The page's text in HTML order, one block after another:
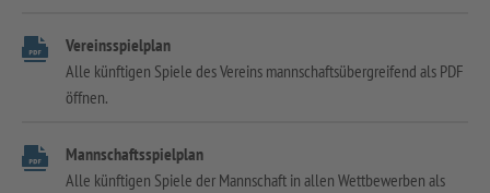
Vereinsspielplan
Alle künftigen Spiele des Vereins mannschaftsübergreifend als PDF
öffnen.
Mannschaftsspielplan
Alle künftigen Spiele der Mannschaft in allen Wettbewerben als